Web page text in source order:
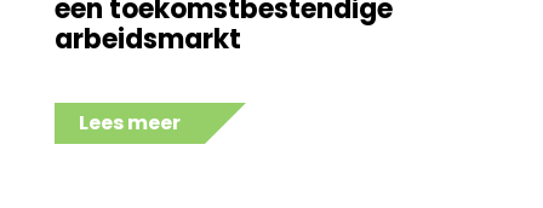
een toekomstbestendige
arbeidsmarkt
Lees meer